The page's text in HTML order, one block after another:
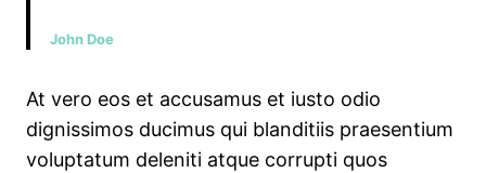
John Doe
At vero eos et accusamus et iusto odio
dignissimos ducimus qui blanditiis praesentium
voluptatum deleniti atque corrupti quos